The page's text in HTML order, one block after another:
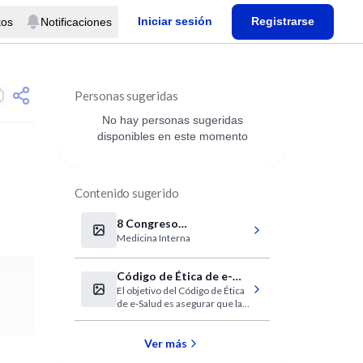
Notificaciones Iniciar sesión Registrarse
Personas sugeridas
No hay personas sugeridas
disponibles en este momento
Contenido sugerido
8 Congreso
Internacional de
Medicina Interna del
Hospital de Clínicas.
Medicina Interna
Código de Ética de e-
Salud
El objetivo del Código de Ética
de e-Salud es asegurar que la
con completo entendimiento
Ver más